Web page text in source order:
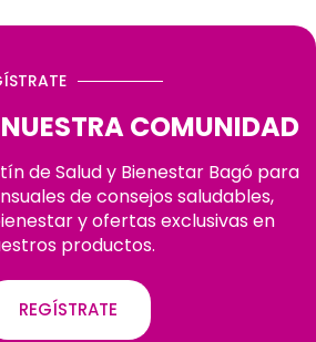
NUESTRA COMUNIDAD
de Salud y Bienestar Bagó para
de consejos saludables,
y ofertas exclusivas en
productos.
REGÍSTRATE